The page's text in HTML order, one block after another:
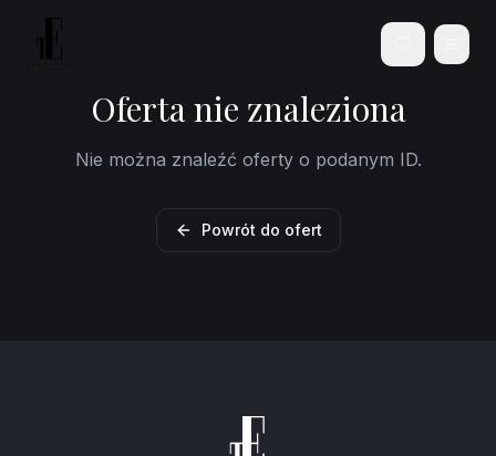
Oferta nie znaleziona
Nie można znaleźć oferty o podanym ID.
Powrót do ofert